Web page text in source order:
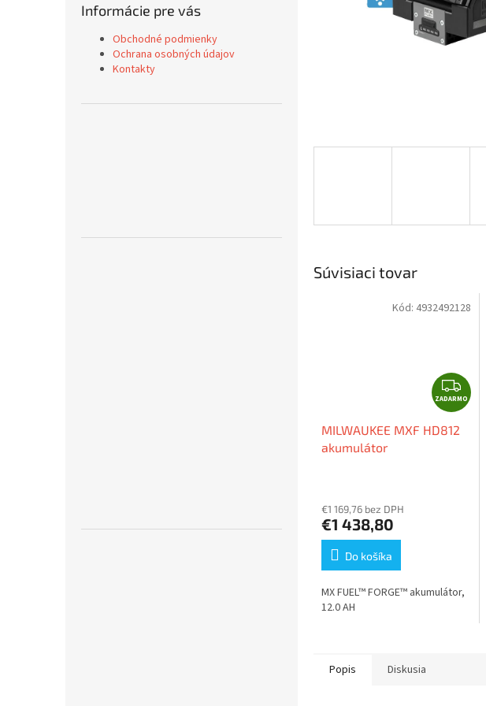
Informácie pre vás
Obchodné podmienky
Ochrana osobných údajov
Kontakty
Súvisiaci tovar
Z
A
A
ZADARMO
MILWAUKEE MXF HD812
akumulátor
€1 169,76 bez DPH
€1 438,80
Do košíka
MX FUEL™ FORGE™ akumulátor,
12.0 AH
Kód: 4932492128
Popis Diskusia